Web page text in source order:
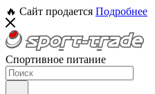
🔥 Сайт продается Подробнее
Спортивное питание